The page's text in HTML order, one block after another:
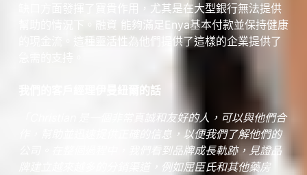
缺口方面發揮了寶貴作用，尤其是在大型銀行無法提供
幫助的情況下。融資 能夠滿足Enya基本付款並保持健康
的現金流。這種靈活性為他們提供了這樣的企業提供了
我們的客戶經理伊曼紐爾的話
「Christian 是一個非常真誠和友好的人，可以與他們合
作，幫助並迅速提供正確的信息，以便我們了解他們的
公司。在整個過程中，我們看到品牌成長軌跡，見證品
牌建立越來越多的分銷渠道，例如屈臣氏和其他藥房